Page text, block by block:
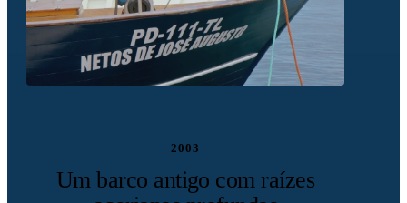
2003
Um barco antigo com raízes